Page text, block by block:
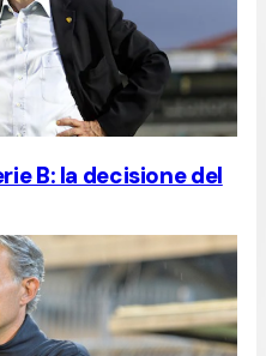
B: la decisione del